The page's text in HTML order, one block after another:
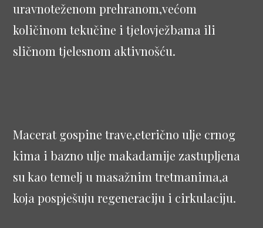
uravnoteženom prehranom,većom
količinom tekučine i tjelovježbama ili
sličnom tjelesnom aktivnošću.
Macerat gospine trave,eterično ulje crnog
kima i bazno ulje makadamije zastupljena
su kao temelj u masažnim tretmanima,a
koja pospješuju regeneraciju i cirkulaciju.